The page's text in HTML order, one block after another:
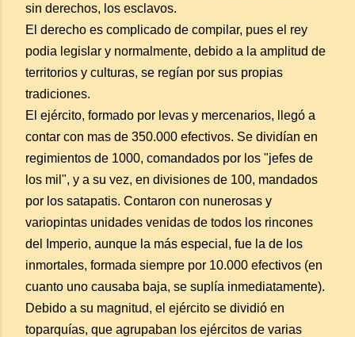
sin derechos, los esclavos.
El derecho es complicado de compilar, pues el rey
podia legislar y normalmente, debido a la amplitud de
territorios y culturas, se regían por sus propias
tradiciones.
El ejército, formado por levas y mercenarios, llegó a
contar con mas de 350.000 efectivos. Se dividían en
regimientos de 1000, comandados por los "jefes de
los mil", y a su vez, en divisiones de 100, mandados
por los satapatis. Contaron con nunerosas y
variopintas unidades venidas de todos los rincones
del Imperio, aunque la más especial, fue la de los
inmortales, formada siempre por 10.000 efectivos (en
cuanto uno causaba baja, se suplía inmediatamente).
Debido a su magnitud, el ejército se dividió en
toparquías, que agrupaban los ejércitos de varias